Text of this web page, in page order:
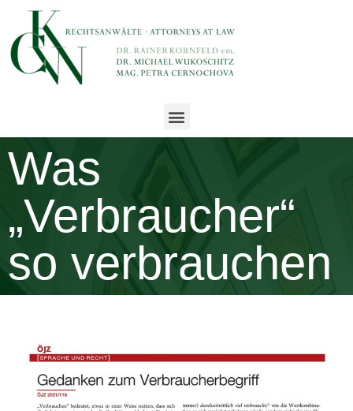
Was
„Verbraucher“
so verbrauchen